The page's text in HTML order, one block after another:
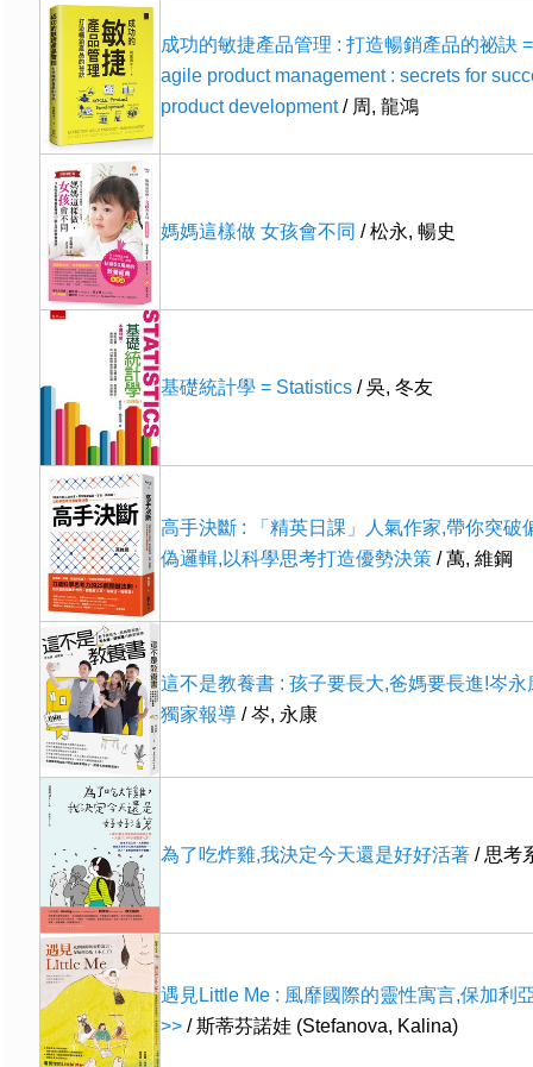
成功的敏捷產品管理 : 打造暢銷產品的祕訣
agile product management : secrets for
product development/ 周, 龍鴻
媽媽這樣做 女孩會不同 / 松永, 暢史
基礎統計學 = Statistics / 吳, 冬友
高手決斷 : 「精英日課」人氣作家,帶你突破
偽邏輯,以科學思考打造優勢決策 / 萬, 維鋼
這不是教養書 : 孩子要長大,爸媽要長進!岑
獨家報導 / 岑, 永康
為了吃炸雞,我決定今天還是好好活著 / 思考
遇見Little Me : 風靡國際的靈性寓言,保加利
>> / 斯蒂芬諾娃 (Stefanova, Kalina)